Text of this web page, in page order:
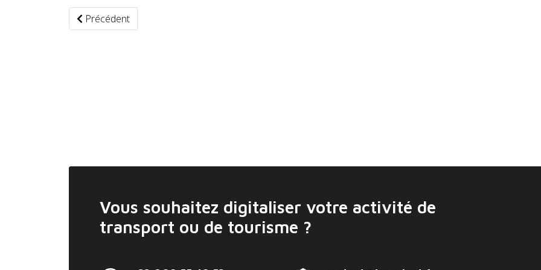
Article précédent : Les véhicules électriques gagnent du terrain en Afrique
Précédent
Vous souhaitez digitaliser votre activité de
transport ou de tourisme ?